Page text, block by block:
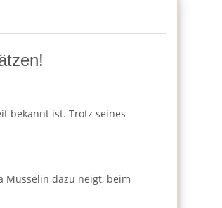
bekannt ist. Trotz seines
Musselin dazu neigt, beim